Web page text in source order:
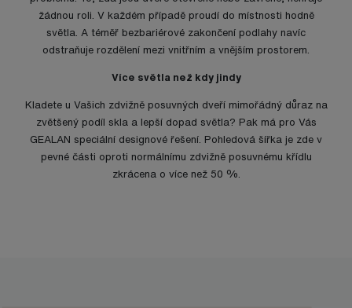
žádnou roli. V každém případě proudí do místnosti hodně
světla. A téměř bezbariérové zakončení podlahy navíc
odstraňuje rozdělení mezi vnitřním a vnějším prostorem.
Více světla než kdy jindy
Kladete u Vašich zdvižně posuvných dveří mimořádný důraz na
zvětšený podíl skla a lepší dopad světla? Pak má pro Vás
GEALAN speciální designové řešení. Pohledová šířka je zde v
pevné části oproti normálnímu zdvižně posuvnému křídlu
zkrácena o více než 50 %.